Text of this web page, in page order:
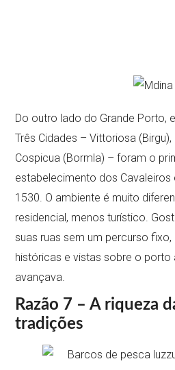
Do outro lado do Grande Porto,
Três Cidades – Vittoriosa
Cospicua (Bormla) – foram o
estabelecimento dos Cavaleiros
1530. O ambiente é muito
residencial, menos turístico.
suas ruas sem um percurso
históricas e vistas sobre o porto
avançava.
Razão 7 – A riqueza
tradições